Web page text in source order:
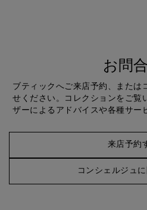
お問
ブティックへご来店予約、または
せください。コレクションをご覧
ザーによるアドバイスや各種サー
来店予約
コンシェルジュ